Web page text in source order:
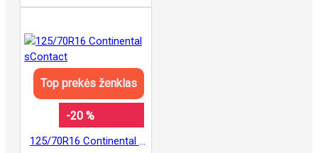
Top prekės ženklas
-20 %
125/70R16 Continental sContact